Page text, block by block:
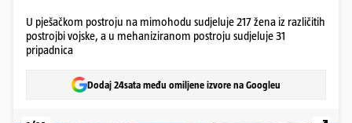
U pješačkom postroju na mimohodu sudjeluje 217 žena iz različitih
postrojbi vojske, a u mehaniziranom postroju sudjeluje 31
pripadnica
Dodaj 24sata među omiljene izvore na Googleu